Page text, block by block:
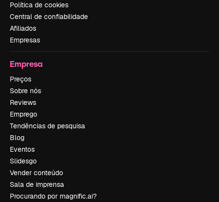
Política de cookies
Central de confiabilidade
Afiliados
Empresas
Empresa
Preços
Sobre nós
Reviews
Emprego
Tendências de pesquisa
Blog
Eventos
Slidesgo
Vender conteúdo
Sala de imprensa
Procurando por magnific.ai?